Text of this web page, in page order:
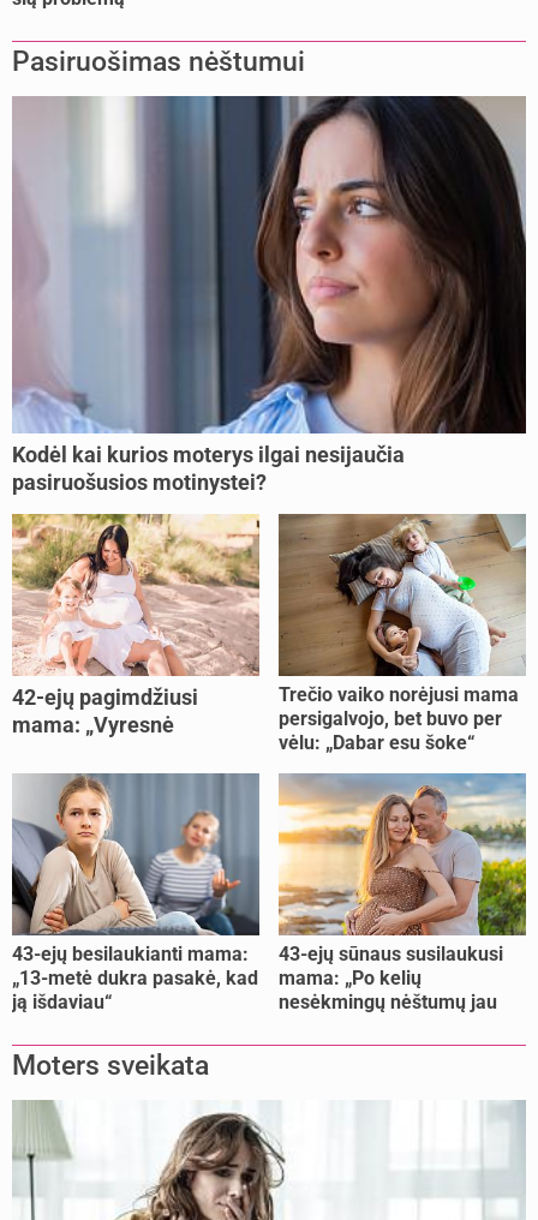
Pasiruošimas nėštumui
Kodėl kai kurios moterys ilgai nesijaučia
pasiruošusios motinystei?
42-ejų pagimdžiusi
mama: „Vyresnė
lengviau“
Trečio vaiko norėjusi mama
persigalvojo, bet buvo per
vėlu: „Dabar esu šoke“
43-ejų besilaukianti mama:
„13-metė dukra pasakė, kad
ją išdaviau“
43-ejų sūnaus susilaukusi
mama: „Po kelių
nesėkmingų nėštumų jau
Moters sveikata